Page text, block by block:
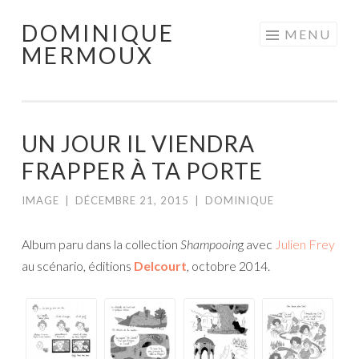
Aller
au
DOMINIQUE
MERMOUX
MENU
UN JOUR IL VIENDRA
FRAPPER À TA PORTE
IMAGE DÉCEMBRE 21, 2015 DOMINIQUE
Album paru dans la collection Shampooing avec Julien Frey
au scénario, éditions Delcourt, octobre 2014.